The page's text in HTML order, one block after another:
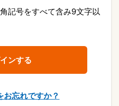
記号をすべて含み9文字以
お忘れですか？